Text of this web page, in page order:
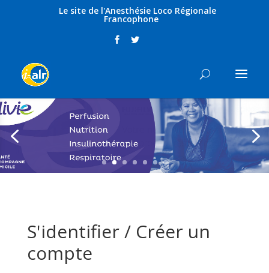
Le site de l'Anesthésie Loco Régionale
Francophone
S'identifier / Créer un
compte